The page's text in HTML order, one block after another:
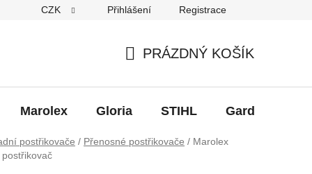
CZK Přihlášení Registrace
KOŠÍK
PRÁZDNÝ KOŠÍK
Marolex Gloria STIHL Gardena
postřikovače / Přenosné postřikovače / Marolex